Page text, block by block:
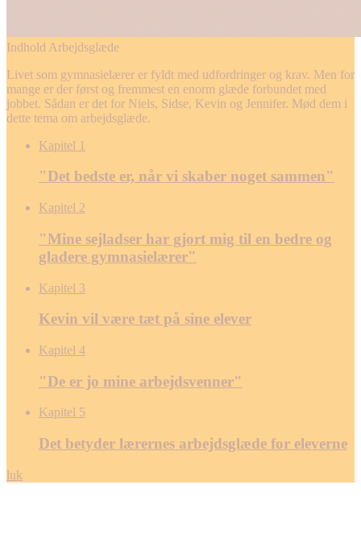
Indhold Arbejdsglæde
Livet som gymnasielærer er fyldt med udfordringer og krav. Men for
mange er der først og fremmest en enorm glæde forbundet med
jobbet. Sådan er det for Niels, Sidse, Kevin og Jennifer. Mød dem i
dette tema om arbejdsglæde.
Kapitel 1
"Det bedste er, når vi skaber noget sammen"
Kapitel 2
"Mine sejladser har gjort mig til en bedre og
gladere gymnasielærer"
Kapitel 3
Kevin vil være tæt på sine elever
Kapitel 4
"De er jo mine ­arbejdsvenner"
Kapitel 5
Det betyder lærernes arbejdsglæde for eleverne
luk